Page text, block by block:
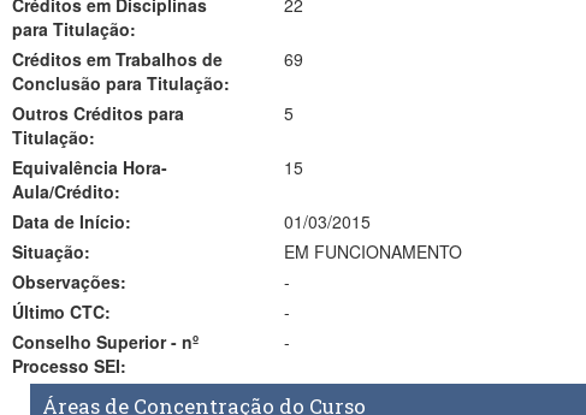
Créditos em Disciplinas
para Titulação:
22
Créditos em Trabalhos de
Conclusão para Titulação:
69
Outros Créditos para
Titulação:
5
Equivalência Hora-
Aula/Crédito:
15
Data de Início:
01/03/2015
Situação:
EM FUNCIONAMENTO
Observações:
-
Último CTC:
-
Conselho Superior - nº
Processo SEI:
-
Áreas de Concentração do Curso